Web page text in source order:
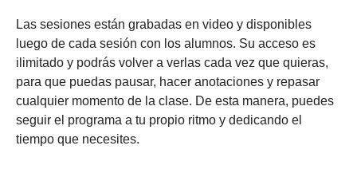
Las sesiones están grabadas en video y disponibles
luego de cada sesión con los alumnos. Su acceso es
ilimitado y podrás volver a verlas cada vez que quieras,
para que puedas pausar, hacer anotaciones y repasar
cualquier momento de la clase. De esta manera, puedes
seguir el programa a tu propio ritmo y dedicando el
tiempo que necesites.